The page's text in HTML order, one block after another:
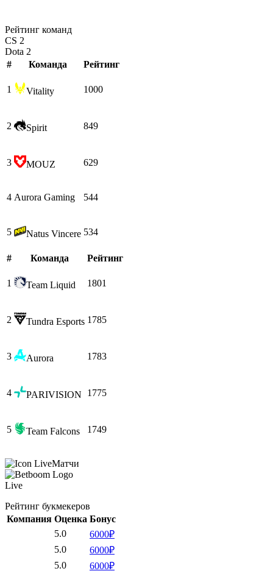
Рейтинг команд
CS 2
Dota 2
#
Команда Рейтинг
1 Vitality 1000
2 Spirit 849
3 MOUZ 629
4 Aurora Gaming 544
5 Natus Vincere 534
# Команда Рейтинг
1 Team Liquid 1801
2 Tundra Esports 1785
3 Aurora 1783
4 PARIVISION 1775
5 Team Falcons 1749
Матчи
Live
Рейтинг букмекеров
Компания Оценка Бонус
5.0
6000₽
5.0
6000₽
5.0
6000₽